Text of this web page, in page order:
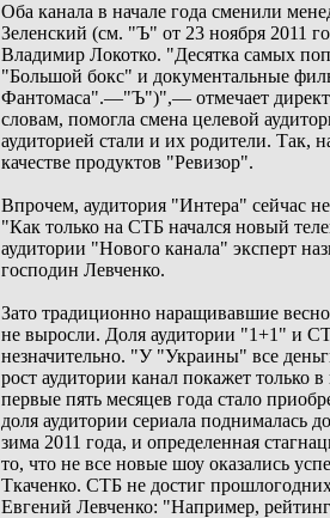
Оба канала в начале года сменили
Зеленский (см. "Ъ" от 23 ноября 2011
Владимир Локотко. "Десятка самых
"Большой бокс" и документальные
Фантомаса".—"Ъ")",— отмечает
словам, помогла смена целевой
аудиторией стали и их родители. Так,
качестве продуктов "Ревизор".
Впрочем, аудитория "Интера" сейчас
"Как только на СТБ начался новый
аудитории "Нового канала" эксперт
господин Левченко.
Зато традиционно наращивавшие
не выросли. Доля аудитории "1+1" и
незначительно. "У "Украины" все
рост аудитории канал покажет
первые пять месяцев года стало
доля аудитории сериала
зима 2011 года, и определенная
то, что не все новые шоу оказались
Ткаченко. СТБ не достиг прошлогодних
Евгений Левченко: "Например,